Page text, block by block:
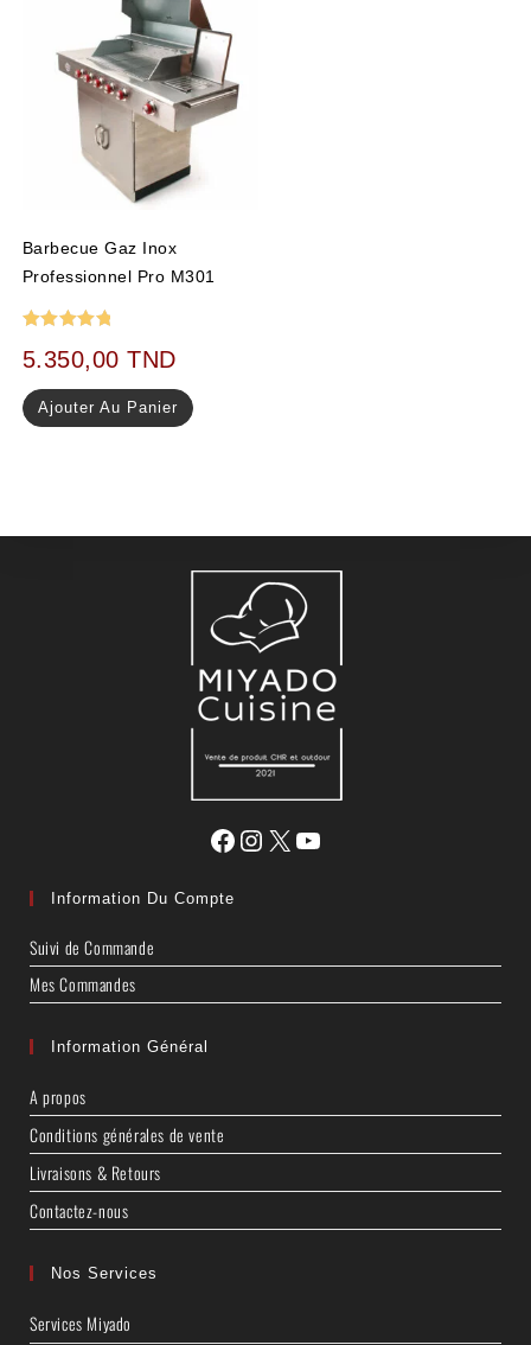
Barbecue Gaz Inox
Professionnel Pro M301
sur 5
5.350,00TND
Ajouter Au Panier
Information Du Compte
Suivi de Commande
Mes Commandes
Information Général
A propos
Conditions générales de vente
Livraisons & Retours
Contactez-nous
Nos Services
Services Miyado